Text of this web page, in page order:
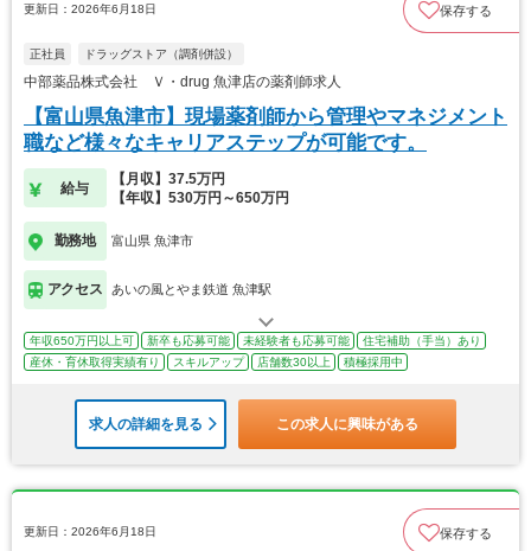
更新日：2026年6月18日 保存する
正社員 ドラッグストア（調剤併設）
中部薬品株式会社 Ｖ・drug 魚津店の薬剤師求人
【富山県魚津市】現場薬剤師から管理やマネジメント
職など様々なキャリアステップが可能です。
給与
【月収】37.5万円
【年収】530万円～650万円
勤務地 富山県 魚津市
アクセス あいの風とやま鉄道 魚津駅
年収650万円以上可 新卒も応募可能 未経験者も応募可能
住宅補助（手当）あり
産休・育休取得実績有り
スキルアップ 店舗数30以上 積極採用中
求人の詳細を見る この求人に興味がある
更新日：2026年6月18日 保存する